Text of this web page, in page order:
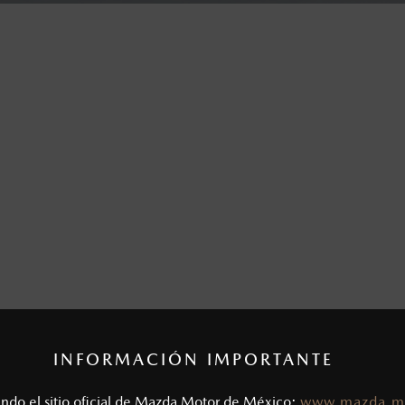
INFORMACIÓN IMPORTANTE
el sitio oficial de Mazda Motor de México: